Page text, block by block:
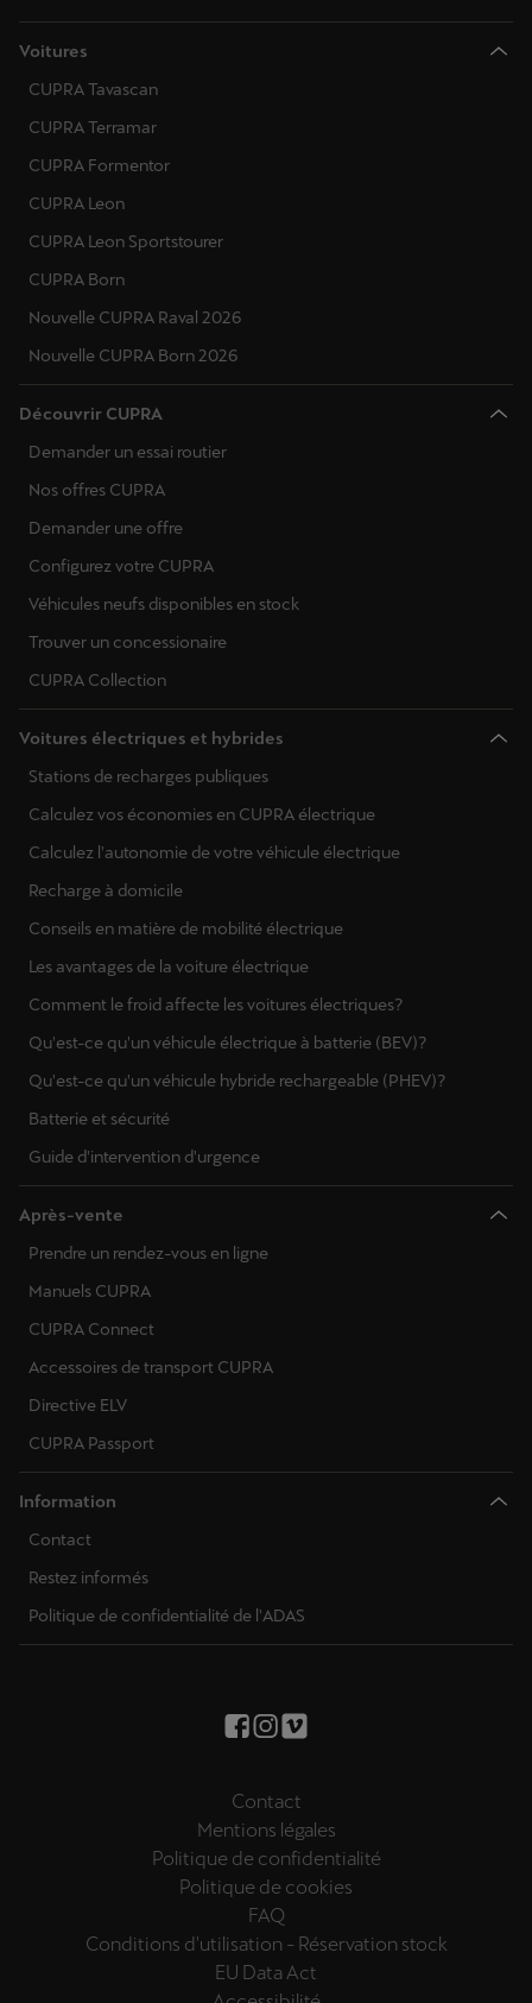
Voitures
CUPRA Tavascan
CUPRA Terramar
CUPRA Formentor
CUPRA Leon
CUPRA Leon Sportstourer
CUPRA Born
Nouvelle CUPRA Raval 2026
Nouvelle CUPRA Born 2026
Découvrir CUPRA
Demander un essai routier
Nos offres CUPRA
Demander une offre
Configurez votre CUPRA
Véhicules neufs disponibles en stock
Trouver un concessionaire
CUPRA Collection
Voitures électriques et hybrides
Stations de recharges publiques
Calculez vos économies en CUPRA électrique
Calculez l'autonomie de votre véhicule électrique
Recharge à domicile
Conseils en matière de mobilité électrique
Les avantages de la voiture électrique
Comment le froid affecte les voitures électriques?
Qu'est-ce qu'un véhicule électrique à batterie (BEV)?
Qu'est-ce qu'un véhicule hybride rechargeable (PHEV)?
Batterie et sécurité
Guide d'intervention d'urgence
Après-vente
Prendre un rendez-vous en ligne
Manuels CUPRA
CUPRA Connect
Accessoires de transport CUPRA
Directive ELV
CUPRA Passport
Information
Contact
Restez informés
Politique de confidentialité de l'ADAS
Contact
Mentions légales
Politique de confidentialité
Politique de cookies
FAQ
Conditions d'utilisation - Réservation stock
EU Data Act